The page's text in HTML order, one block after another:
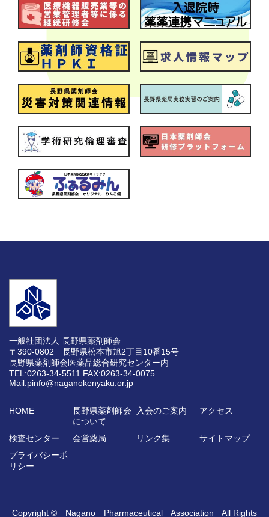
一般社団法人 長野県薬剤師会
〒390-0802 長野県松本市旭2丁目10番15号
長野県薬剤師会医薬品総合研究センター内
TEL:0263-34-5511 FAX:0263-34-0075
Mail:pinfo@naganokenyaku.or.jp
HOME
長野県薬剤師会
について
入会のご案内 アクセス
検査センター 会営薬局 リンク集
サイトマップ
プライバシーポ
リシー
Copyright © Nagano Pharmaceutical Association All Rights